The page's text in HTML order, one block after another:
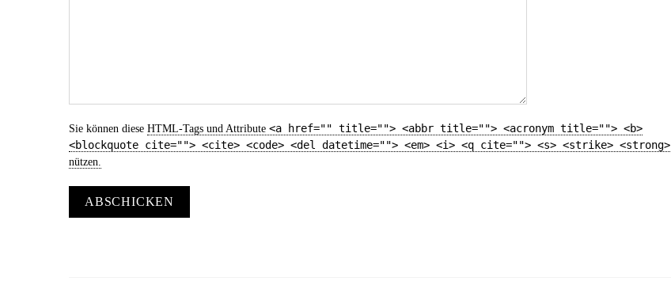
Sie können diese HTML-Tags und Attribute <a href="" title=""> <abbr title=""> <acronym title=""> <b>
<blockquote cite=""> <cite> <code> <del datetime=""> <em> <i> <q cite=""> <s> <strike> <strong>
nützen.
ABSCHICKEN